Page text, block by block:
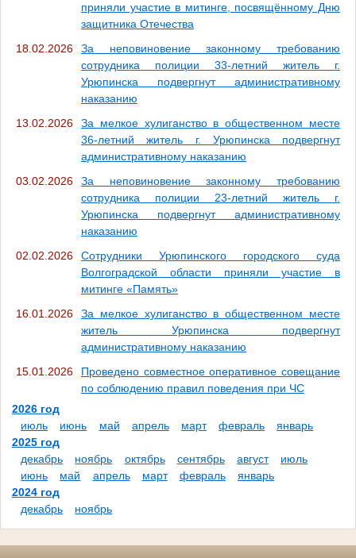
приняли участие в митинге, посвящённому Дню
защитника Отечества
18.02.2026
За неповиновение законному требованию
сотрудника полиции 33-летний житель г.
Урюпинска подвергнут административному
наказанию
13.02.2026
За мелкое хулиганство в общественном месте
36-летний житель г. Урюпинска подвергнут
административному наказанию
03.02.2026
За неповиновение законному требованию
сотрудника полиции 23-летний житель г.
Урюпинска подвергнут административному
наказанию
02.02.2026
Сотрудники Урюпинского городского суда
Волгоградской области приняли участие в
митинге «Память»
16.01.2026
За мелкое хулиганство в общественном месте
житель Урюпинска подвергнут
административному наказанию
15.01.2026
Проведено совместное оперативное совещание
по соблюдению правил поведения при ЧС
2026 год
июль
июнь май апрель март февраль
январь
2025 год
декабрь
ноябрь октябрь сентябрь август
июль
июнь
май апрель март февраль
январь
2024 год
декабрь
ноябрь